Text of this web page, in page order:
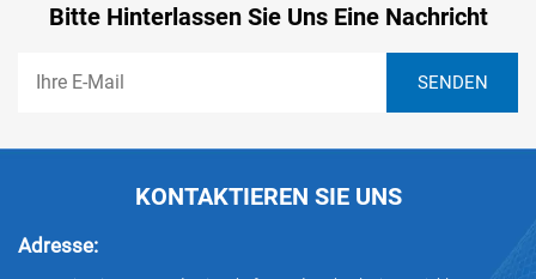
Bitte Hinterlassen Sie Uns Eine Nachricht
KONTAKTIEREN SIE UNS
Adresse: